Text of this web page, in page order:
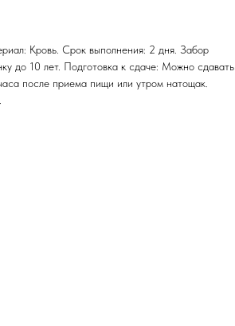
Кровь. Срок выполнения: 2 дня. Забор
до 10 лет. Подготовка к сдаче: Можно сдавать
после приема пищи или утром натощак.